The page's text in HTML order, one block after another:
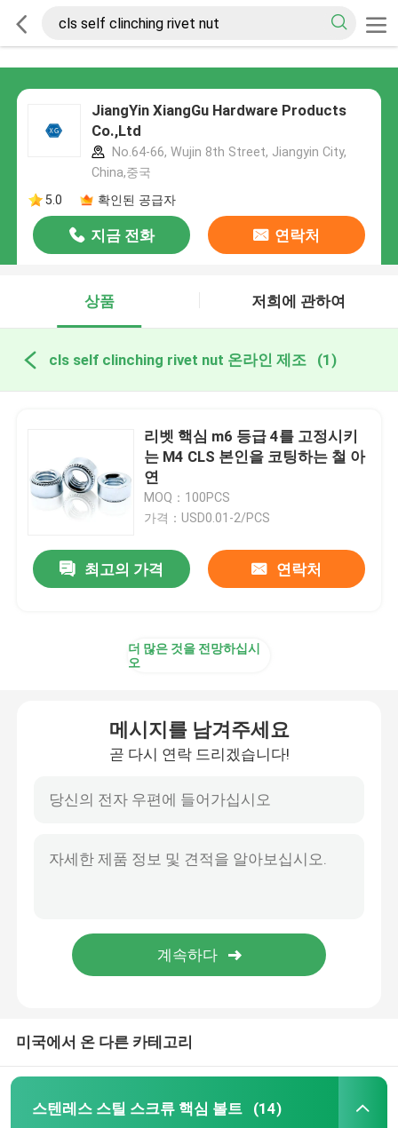
JiangYin XiangGu Hardware Products
Co.,Ltd
No.64-66, Wujin 8th Street, Jiangyin City,
China,중국
5.0
확인된 공급자
지금 전화 연락처
상품 저희에 관하여
cls self clinching rivet nut 온라인 제조 (1)
리벳 핵심 m6 등급 4를 고정시키
는 M4 CLS 본인을 코팅하는 철 아
연
MOQ：100PCS
가격：USD0.01-2/PCS
최고의 가격 연락처
더 많은 것을 전망하십시
오
메시지를 남겨주세요
곧 다시 연락 드리겠습니다!
미국에서 온 다른 카테고리
스텐레스 스틸 스크류 핵심 볼트 (14)